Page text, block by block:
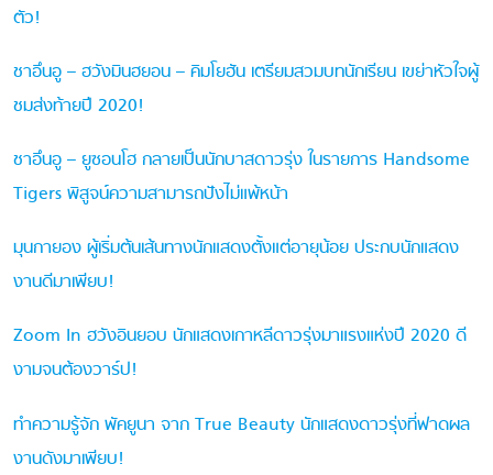
ตัว!
ชาอึนอู – ฮวังมินฮยอน – คิมโยฮัน เตรียมสวมบทนักเรียน เขย่าหัวใจผู้
ชมส่งท้ายปี 2020!
ชาอึนอู – ยูซอนโฮ กลายเป็นนักบาสดาวรุ่ง ในรายการ Handsome
Tigers พิสูจน์ความสามารถปังไม่แพ้หน้า
มุนกายอง ผู้เริ่มต้นเส้นทางนักแสดงตั้งแต่อายุน้อย ประกบนักแสดง
งานดีมาเพียบ!
Zoom In ฮวังอินยอบ นักแสดงเกาหลีดาวรุ่งมาแรงแห่งปี 2020 ดี
งามจนต้องวาร์ป!
ทำความรู้จัก พัคยูนา จาก True Beauty นักแสดงดาวรุ่งที่ฟาดผล
งานดังมาเพียบ!